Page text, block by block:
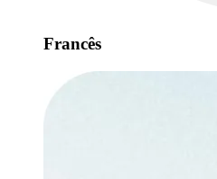
Francês